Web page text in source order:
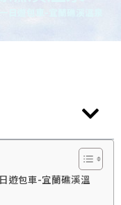
日遊包車-宜蘭礁溪溫泉
遊包車-宜蘭礁溪溫